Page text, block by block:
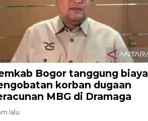
Bogor tanggung biaya
korban dugaan
MBG di Dramaga
lalu